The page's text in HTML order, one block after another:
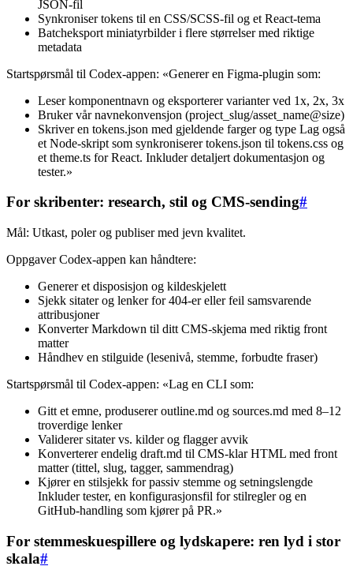
JSON-fil
Synkroniser tokens til en CSS/SCSS-fil og et React-tema
Batcheksport miniatyrbilder i flere størrelser med riktige
metadata
Startspørsmål til Codex-appen: «Generer en Figma-plugin som:
Leser komponentnavn og eksporterer varianter ved 1x, 2x, 3x
Bruker vår navnekonvensjon (project_slug/asset_name@size)
Skriver en tokens.json med gjeldende farger og type Lag også
et Node-skript som synkroniserer tokens.json til tokens.css og
et theme.ts for React. Inkluder detaljert dokumentasjon og
tester.»
For skribenter: research, stil og CMS-sending#
Mål: Utkast, poler og publiser med jevn kvalitet.
Oppgaver Codex-appen kan håndtere:
Generer et disposisjon og kildeskjelett
Sjekk sitater og lenker for 404-er eller feil samsvarende
attribusjoner
Konverter Markdown til ditt CMS-skjema med riktig front
matter
Håndhev en stilguide (lesenivå, stemme, forbudte fraser)
Startspørsmål til Codex-appen: «Lag en CLI som:
Gitt et emne, produserer outline.md og sources.md med 8–12
troverdige lenker
Validerer sitater vs. kilder og flagger avvik
Konverterer endelig draft.md til CMS-klar HTML med front
matter (tittel, slug, tagger, sammendrag)
Kjører en stilsjekk for passiv stemme og setningslengde
Inkluder tester, en konfigurasjonsfil for stilregler og en
GitHub-handling som kjører på PR.»
For stemmeskuespillere og lydskapere: ren lyd i stor
skala#